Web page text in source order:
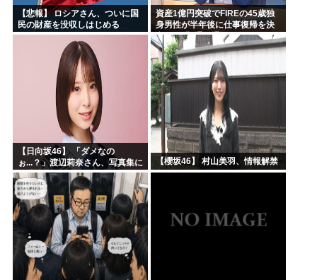
【悲報】 ロシアさん、ついに国
民の財産を没収しはじめる
資産1億円突破でFIREの45歳独
身男性が半年後に仕事復帰を決
意した「1通の通知」
【日向坂46】 「ダメなの
ぉ...？」渡辺莉奈さん、写真集に
興味津々
【櫻坂46】 村山美羽、情報解禁